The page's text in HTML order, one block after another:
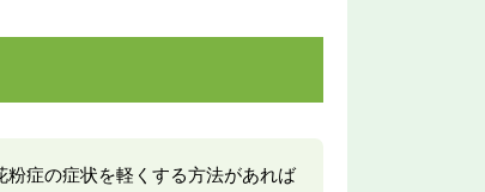
症の症状を軽くする方法があれば